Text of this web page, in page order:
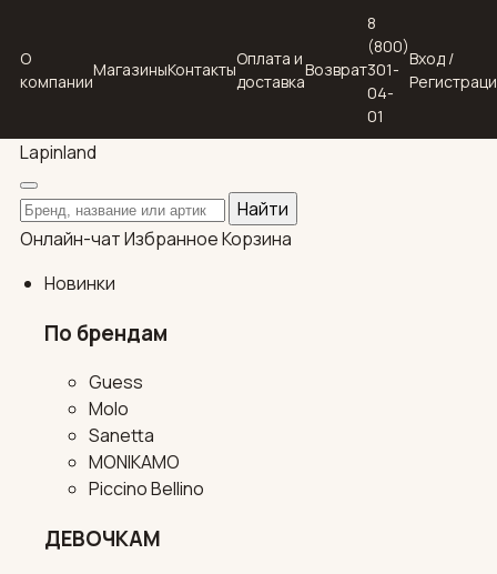
О
компании
МагазиныКонтакты
Оплата и
доставка
Возврат
8
(800)
301-
04-
01
Вход /
Lapinland
Поиск по каталогу
Найти
Онлайн-чатИзбранноеКорзина
Новинки
По брендам
Guess
Molo
Sanetta
MONIKAMO
Piccino Bellino
ДЕВОЧКАМ